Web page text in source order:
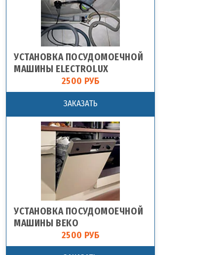
УСТАНОВКА ПОСУДОМОЕЧНОЙ
МАШИНЫ ELECTROLUX
2500 РУБ
ЗАКАЗАТЬ
УСТАНОВКА ПОСУДОМОЕЧНОЙ
МАШИНЫ BEKO
2500 РУБ